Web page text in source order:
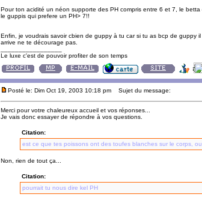
Pour ton acidité un néon supporte des PH compris entre 6 et 7, le
le guppis qui prefere un PH> 7!!
Enfin, je voudrais savoir cbien de guppy à tu car si tu as bcp de guppy
arrive ne te décourage pas.
Le luxe c'est de pouvoir profiter de son temps
Posté le: Dim Oct 19, 2003 10:18 pm Sujet du message:
Merci pour votre chaleureux accueil et vos réponses...
Je vais donc essayer de répondre à vos questions.
Citation:
est ce que tes poissons ont des toufes blanches sur le corps,
Non, rien de tout ça...
Citation:
pourrait tu nous dire kel PH